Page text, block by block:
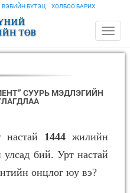
ВЭБИЙН БҮТЭЦ ХОЛБОО БАРИХ
СУУРЬ МЭДЛЭГИЙН
настай 1444 жилийн
бий. Урт настай
онцлог юу вэ?